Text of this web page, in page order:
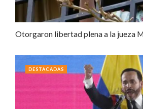
Otorgaron libertad plena a la jueza
DESTACADAS